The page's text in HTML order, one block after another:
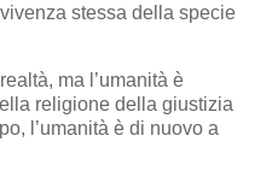
stessa della specie
ma l’umanità è
religione della giustizia
l’umanità è di nuovo a